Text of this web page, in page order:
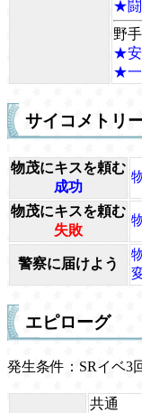
★闘
野手
★安
★一
サイコメトリ
物茂にキスを頼む
成功
物茂にキスを頼む
失敗
警察に届けよう
エピローグ
発生条件：SRイベ3
共通